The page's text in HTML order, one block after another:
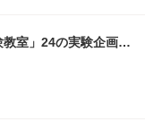
室」24の実験企画…